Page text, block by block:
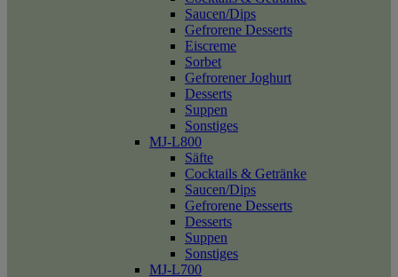
Saucen/Dips
Gefrorene Desserts
Eiscreme
Sorbet
Gefrorener Joghurt
Desserts
Suppen
Sonstiges
MJ-L800
Säfte
Cocktails & Getränke
Saucen/Dips
Gefrorene Desserts
Desserts
Suppen
Sonstiges
MJ-L700